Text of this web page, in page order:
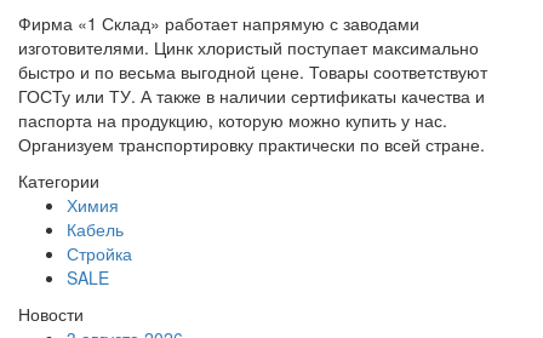
Фирма «1 Склад» работает напрямую с заводами
изготовителями. Цинк хлористый поступает максимально
быстро и по весьма выгодной цене. Товары соответствуют
ГОСТу или ТУ. А также в наличии сертификаты качества и
паспорта на продукцию, которую можно купить у нас.
Организуем транспортировку практически по всей стране.
Категории
Химия
Кабель
Стройка
SALE
Новости